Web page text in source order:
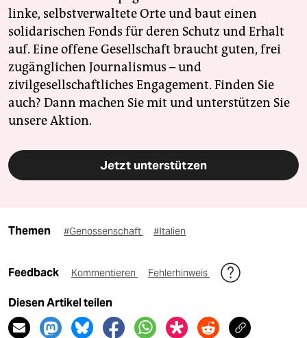
linke, selbstverwaltete Orte und baut einen
solidarischen Fonds für deren Schutz und Erhalt
auf. Eine offene Gesellschaft braucht guten, frei
zugänglichen Journalismus – und
zivilgesellschaftliches Engagement. Finden Sie
auch? Dann machen Sie mit und unterstützen Sie
unsere Aktion.
Jetzt unterstützen
Themen #Genossenschaft #Italien
Feedback Kommentieren Fehlerhinweis
Diesen Artikel teilen